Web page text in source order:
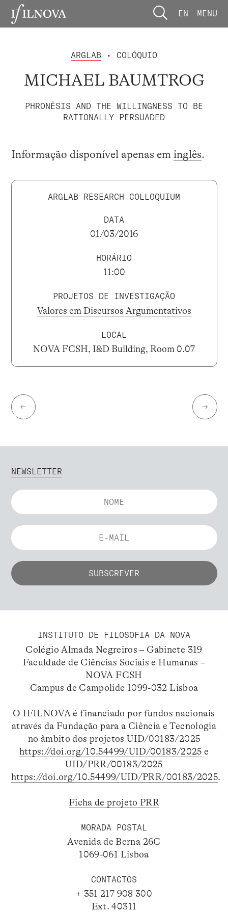
EN MENU
ARGLAB • COLÓQUIO
MICHAEL BAUMTROG
PHRONÊSIS AND THE WILLINGNESS TO BE
RATIONALLY PERSUADED
Informação disponível apenas em inglês.
ARGLAB RESEARCH COLLOQUIUM
DATA
01/03/2016
HORÁRIO
11:00
PROJETOS DE INVESTIGAÇÃO
Valores em Discursos Argumentativos
LOCAL
NOVA FCSH, I&D Building, Room 0.07
← →
NEWSLETTER
INSTITUTO DE FILOSOFIA DA NOVA
Colégio Almada Negreiros – Gabinete 319
Faculdade de Ciências Sociais e Humanas –
NOVA FCSH
Campus de Campolide 1099-032 Lisboa
O IFILNOVA é financiado por fundos nacionais
através da Fundação para a Ciência e Tecnologia
no âmbito dos projetos UID/00183/2025
https://doi.org/10.54499/UID/00183/2025 e
UID/PRR/00183/2025
https://doi.org/10.54499/UID/PRR/00183/2025.
Ficha de projeto PRR
MORADA POSTAL
Avenida de Berna 26C
1069-061 Lisboa
CONTACTOS
+ 351 217 908 300
Ext. 40311